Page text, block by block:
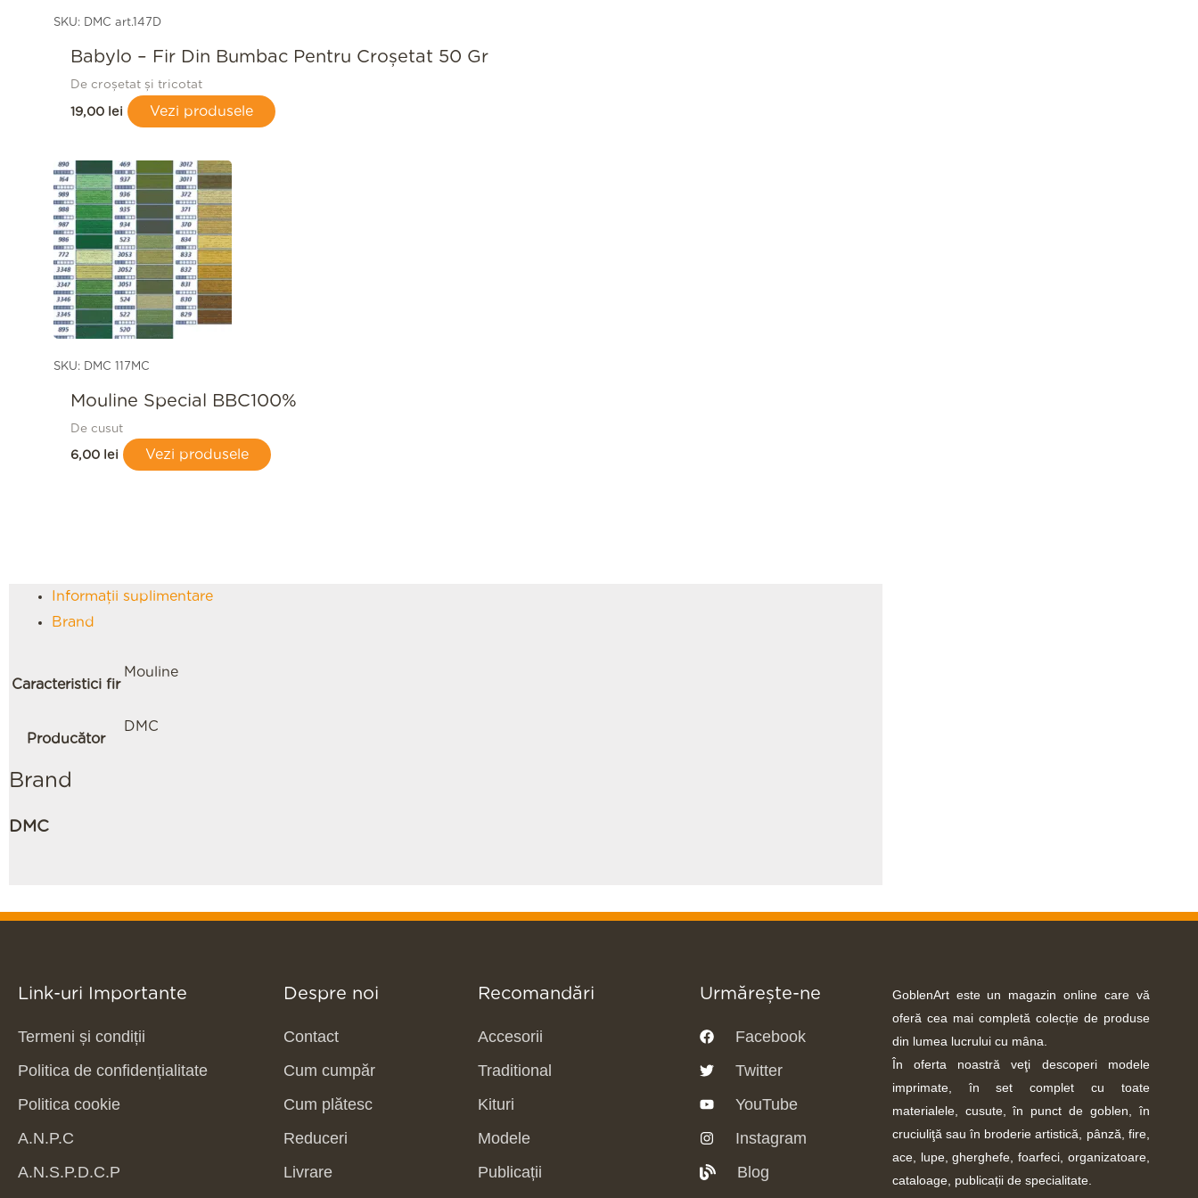
SKU: DMC art.147D
Babylo – Fir Din Bumbac Pentru Croşetat 50 Gr
De croșetat și tricotat
19,00 lei Vezi produsele
SKU: DMC 117MC
Mouline Special BBC100%
De cusut
6,00 lei Vezi produsele
Informații suplimentare
Brand
Caracteristici fir
Mouline
Producător
DMC
Brand
DMC
Link-uri Importante
Termeni și condiții
Politica de confidențialitate
Politica cookie
A.N.P.C
A.N.S.P.D.C.P
Despre noi
Contact
Cum cumpăr
Cum plătesc
Reduceri
Livrare
Recomandări
Accesorii
Traditional
Kituri
Modele
Publicații
Urmărește-ne
Facebook
Twitter
YouTube
Instagram
Blog
GoblenArt este un magazin online care vă
oferă cea mai completă colecție de produse
din lumea lucrului cu mâna.
În oferta noastră veţi descoperi modele
imprimate, în set complet cu toate
materialele, cusute, în punct de goblen, în
cruciuliţă sau în broderie artistică, pânză, fire,
ace, lupe, gherghefe, foarfeci, organizatoare,
cataloage, publicații de specialitate.